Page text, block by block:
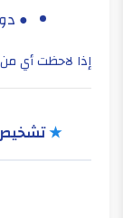
●
إذا لاحظت أي
★